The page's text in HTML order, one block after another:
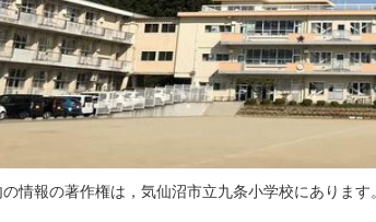
権は，気仙沼市立九条小学校にあります。